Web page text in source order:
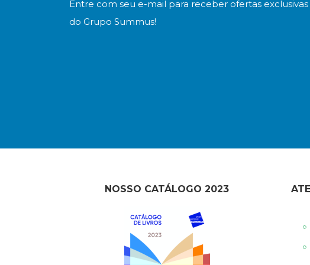
Entre com seu e-mail para receber ofertas exclusivas
do Grupo Summus!
NOSSO CATÁLOGO 2023